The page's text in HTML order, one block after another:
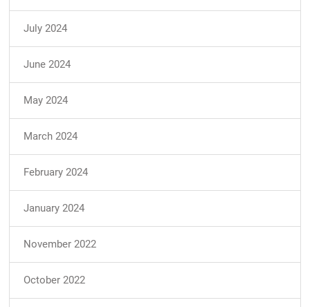
July 2024
June 2024
May 2024
March 2024
February 2024
January 2024
November 2022
October 2022